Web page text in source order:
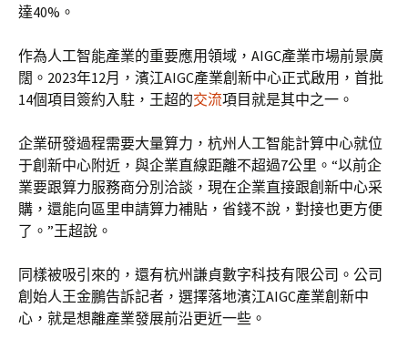
達40%。
作為人工智能產業的重要應用領域，AIGC產業市場前景廣
闊。2023年12月，濱江AIGC產業創新中心正式啟用，首批
14個項目簽約入駐，王超的交流項目就是其中之一。
企業研發過程需要大量算力，杭州人工智能計算中心就位
于創新中心附近，與企業直線距離不超過7公里。“以前企
業要跟算力服務商分別洽談，現在企業直接跟創新中心采
購，還能向區里申請算力補貼，省錢不說，對接也更方便
了。”王超說。
同樣被吸引來的，還有杭州謙貞數字科技有限公司。公司
創始人王金鵬告訴記者，選擇落地濱江AIGC產業創新中
心，就是想離產業發展前沿更近一些。